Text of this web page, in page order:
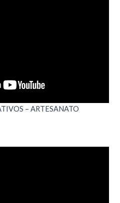
– ARTESANATO